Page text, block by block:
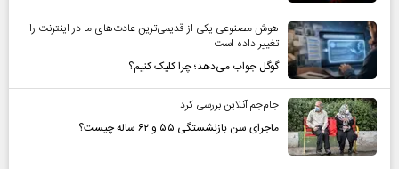
هوش مصنوعی یکی از قدیمی‌ترین عادت‌های ما در اینترنت را
تغییر داده است
گوگل جواب می‌دهد؛ چرا کلیک کنیم؟
جام‌جم آنلاین بررسی کرد
ماجرای سن بازنشستگی ۵۵ و ۶۲ ساله چیست؟